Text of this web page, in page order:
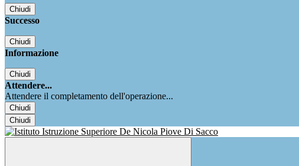
Chiudi
Successo
Chiudi
Informazione
Chiudi
Attendere...
Attendere il completamento dell'operazione...
Chiudi
Chiudi